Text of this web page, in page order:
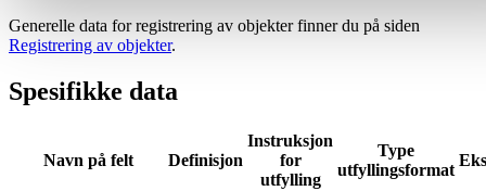
Generelle data for registrering av objekter finner du på siden
Registrering av objekter.
Spesifikke data
Navn på felt Definisjon
Instruksjon
for
utfylling
Type
utfyllingsformat